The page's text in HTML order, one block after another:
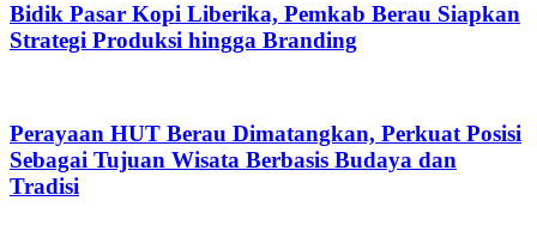
Bidik Pasar Kopi Liberika, Pemkab Berau Siapkan
Strategi Produksi hingga Branding
Perayaan HUT Berau Dimatangkan, Perkuat Posisi
Sebagai Tujuan Wisata Berbasis Budaya dan
Tradisi